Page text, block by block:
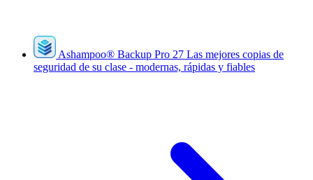
Ashampoo® Backup Pro 27 Las mejores copias de
seguridad de su clase - modernas, rápidas y fiables